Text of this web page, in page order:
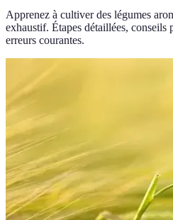
Apprenez à cultiver des légumes
exhaustif. Étapes détaillées, conseils
erreurs courantes.